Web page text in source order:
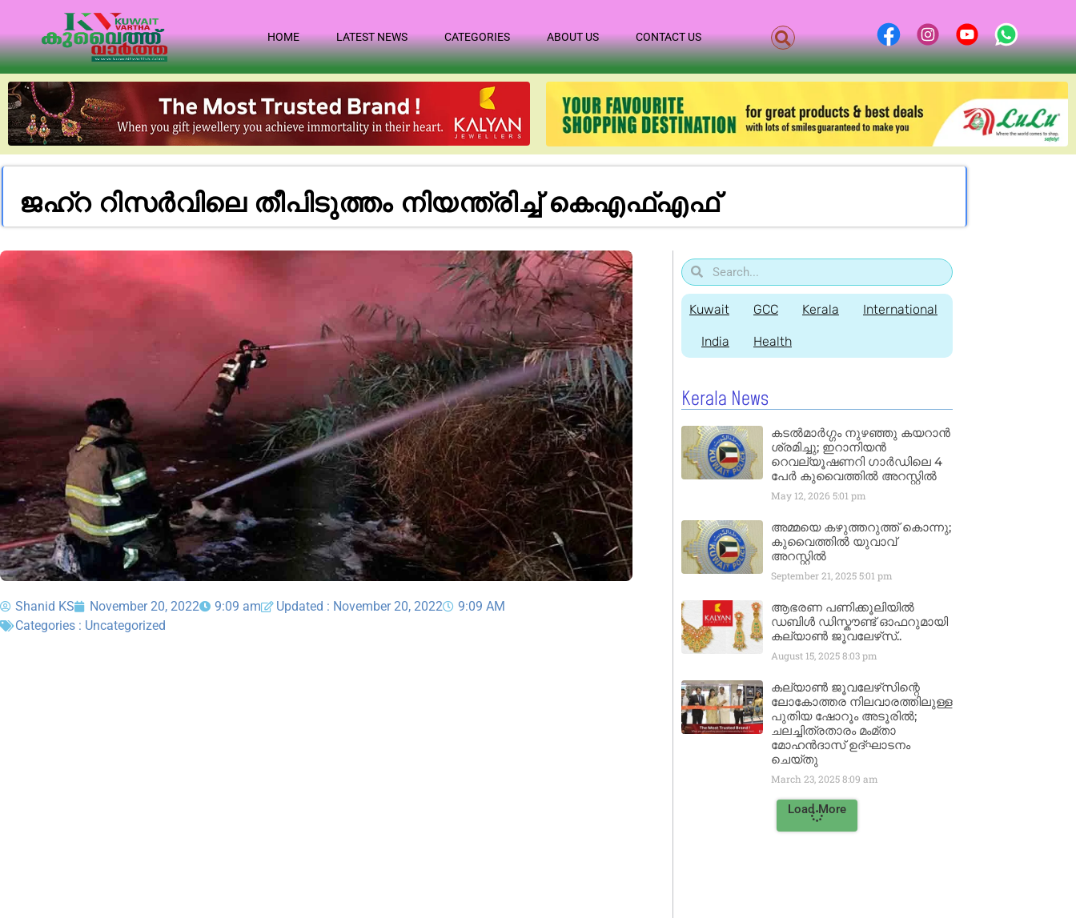
HOME LATEST NEWS CATEGORIES ABOUT US CONTACT US
ജഹ്‌റ റിസർവിലെ തീപിടുത്തം നിയന്ത്രിച്ച് കെഎഫ്‌എഫ്
Shanid KS November 20, 2022 9:09 am Updated : November 20, 2022
9:09 AM
Categories : Uncategorized
Kuwait GCC Kerala International
India Health
Kerala News
കടൽമാർഗ്ഗം നുഴഞ്ഞു കയറാൻ
ശ്രമിച്ചു; ഇറാനിയൻ
റെവല്യൂഷണറി ഗാർഡിലെ 4
പേർ കുവൈത്തിൽ അറസ്റ്റിൽ
May 12, 2026 5:01 pm
അമ്മയെ കഴുത്തറുത്ത് കൊന്നു;
കുവൈത്തിൽ യുവാവ്
അറസ്റ്റിൽ
September 21, 20255:01 pm
ആഭരണ പണിക്കൂലിയിൽ
ഡബിൾ ഡിസ്കൗണ്ട് ഓഫറുമായി
കല്യാൺ ജൂവലേഴ്‌സ്..
August 15, 20258:03 pm
കല്യാൺ ജൂവലേഴ്‌സിന്റെ
ലോകോത്തര നിലവാരത്തിലുള്ള
പുതിയ ഷോറൂം അടൂരിൽ;
ചലച്ചിത്രതാരം മംമ്താ
മോഹൻദാസ് ഉദ്ഘാടനം
ചെയ്‌തു
March 23, 20258:09 am
Load More